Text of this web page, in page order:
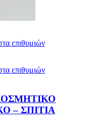
επιθυμιών
επιθυμιών
– ΣΠΙΤΙΑ